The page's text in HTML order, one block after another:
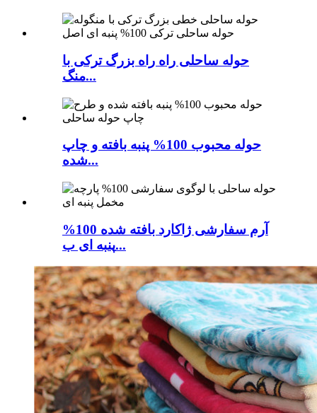
حوله ساحلی راه راه بزرگ ترکی با
منگ...
حوله محبوب 100% پنبه بافته و چاپ
شده...
آرم سفارشی ژاکارد بافته شده 100%
پنبه ای ب...